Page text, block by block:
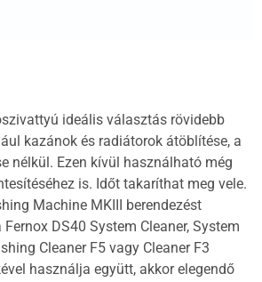
ideális választás rövidebb
kazánok és radiátorok átöblítése, a
nélkül. Ezen kívül használható még
is. Időt takaríthat meg vele.
Machine MKIII berendezést
DS40 System Cleaner, System
Cleaner F5 vagy Cleaner F3
használja együtt, akkor elegendő